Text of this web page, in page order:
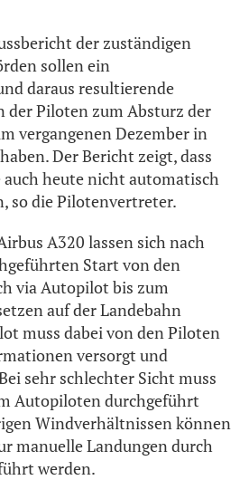
der zuständigen
sollen ein
daraus resultierende
der Piloten zum Absturz der
vergangenen Dezember in
Der Bericht zeigt, dass
auch heute nicht automatisch
so die Pilotenvertreter.
A320 lassen sich nach
Start von den
via Autopilot bis zum
auf der Landebahn
muss dabei von den Piloten
versorgt und
sehr schlechter Sicht muss
Autopiloten durchgeführt
Windverhältnissen können
manuelle Landungen durch
werden.